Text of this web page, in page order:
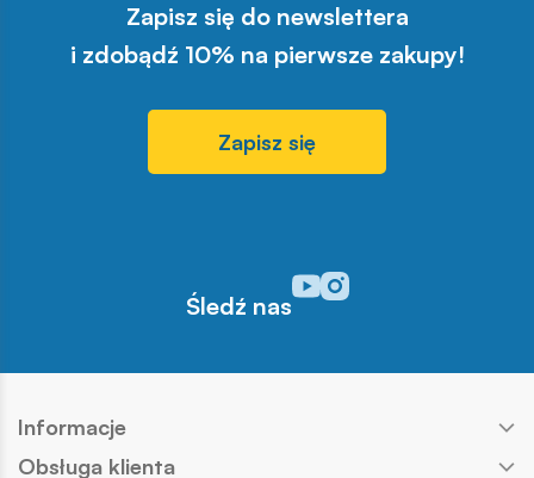
Zapisz się do newslettera
i zdobądź 10% na pierwsze zakupy!
Zapisz się
Śledź nas
Odwiedź nasz profil w
Odwiedź nasz profil w
Informacje
Obsługa klienta